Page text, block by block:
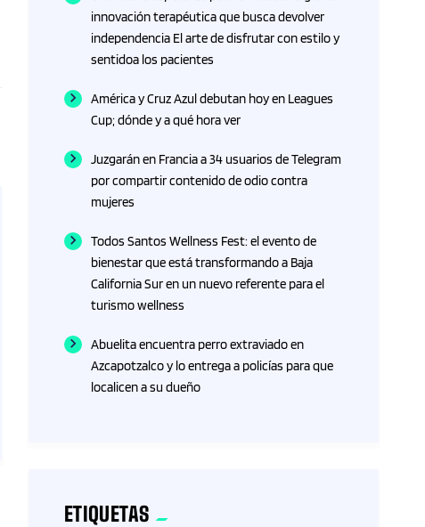
innovación terapéutica que busca devolver
independencia El arte de disfrutar con estilo y
sentidoa los pacientes
América y Cruz Azul debutan hoy en Leagues
Cup; dónde y a qué hora ver
Juzgarán en Francia a 34 usuarios de Telegram
por compartir contenido de odio contra
mujeres
Todos Santos Wellness Fest: el evento de
bienestar que está transformando a Baja
California Sur en un nuevo referente para el
turismo wellness
Abuelita encuentra perro extraviado en
Azcapotzalco y lo entrega a policías para que
localicen a su dueño
ETIQUETAS